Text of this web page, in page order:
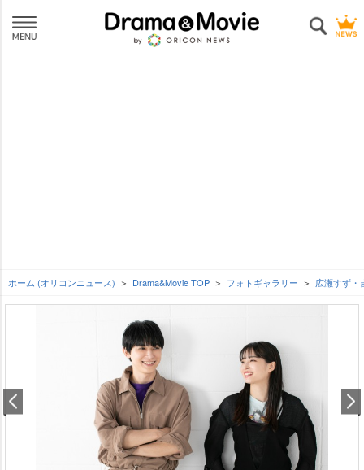
ホーム (オリコンニュース) Drama&Movie TOP フォトギャラリー 広瀬すず・